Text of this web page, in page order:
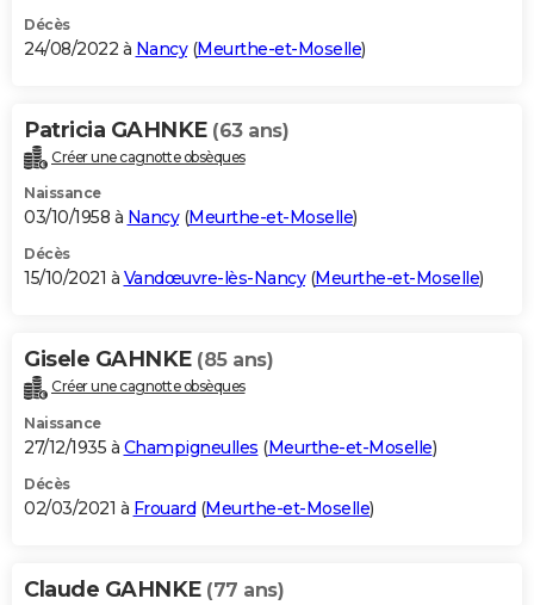
Décès
24/08/2022 à Nancy(Meurthe-et-Moselle)
Patricia GAHNKE (63 ans)
Créer une cagnotte obsèques
Naissance
03/10/1958 à Nancy(Meurthe-et-Moselle)
Décès
15/10/2021 à Vandœuvre-lès-Nancy(Meurthe-et-Moselle)
Gisele GAHNKE (85 ans)
Créer une cagnotte obsèques
Naissance
27/12/1935 à Champigneulles (Meurthe-et-Moselle)
Décès
02/03/2021 à Frouard (Meurthe-et-Moselle)
Claude GAHNKE (77 ans)